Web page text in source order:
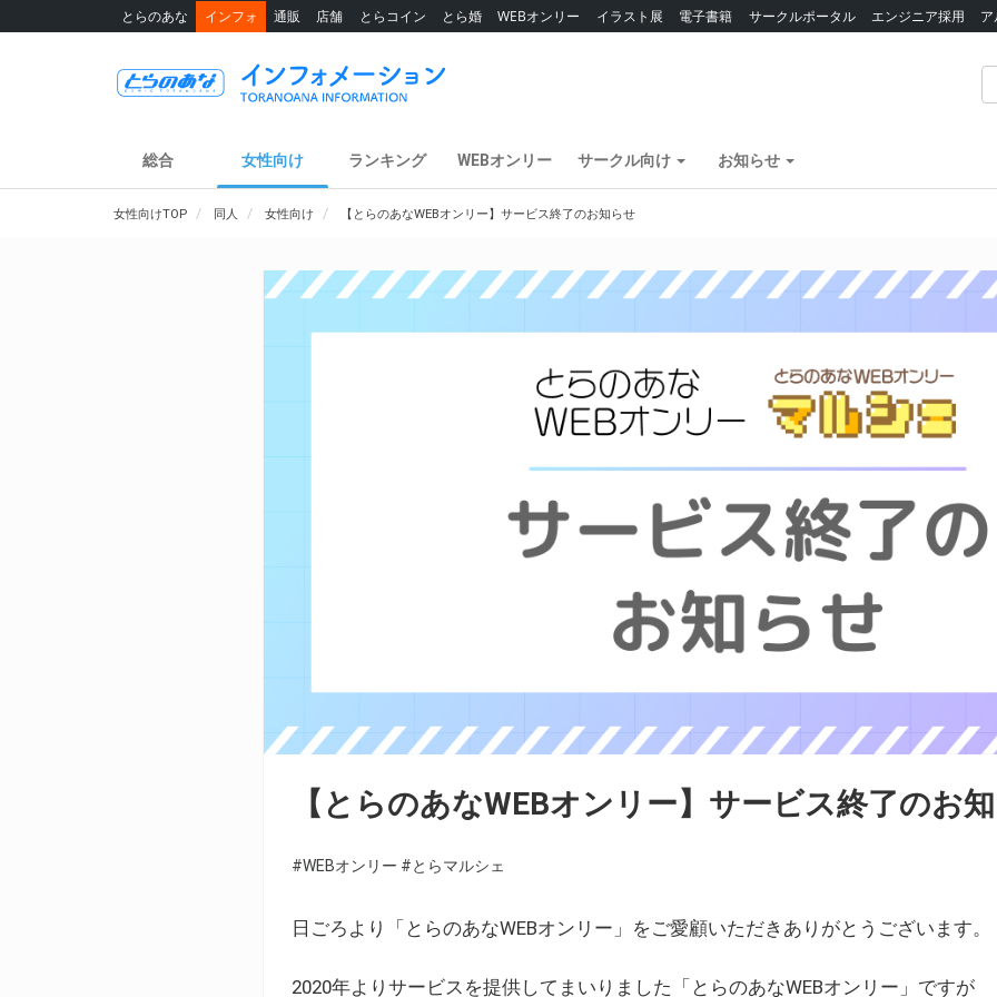
とらのあな インフォ 通販 店舗 とらコイン とら婚 WEBオンリー イラスト展 電子書籍 サークルポータル エンジニア採用
総合 女性向け ランキング WEBオンリー サークル向け お知らせ
女性向けTOP 同人 女性向け 【とらのあなWEBオンリー】サービス終了のお知らせ
【とらのあなWEBオンリー】サービス終了のお
#WEBオンリー #とらマルシェ
日ごろより「とらのあなWEBオンリー」をご愛顧いただきありがとうございます。
2020年よりサービスを提供してまいりました「とらのあなWEBオンリー」ですが